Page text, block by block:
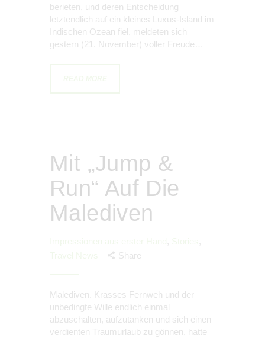
berieten, und deren Entscheidung
letztendlich auf ein kleines Luxus-Island im
Indischen Ozean fiel, meldeten sich
gestern (21. November) voller Freude…
Mit „Jump &
Run“ Auf Die
Malediven
Share
Malediven. Krasses Fernweh und der
unbedingte Wille endlich einmal
abzuschalten, aufzutanken und sich einen
verdienten Traumurlaub zu gönnen, hatte